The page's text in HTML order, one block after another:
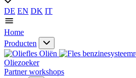
DE EN DK IT
Home
Producten
Oliën
Oliezoeker
Partner workshops